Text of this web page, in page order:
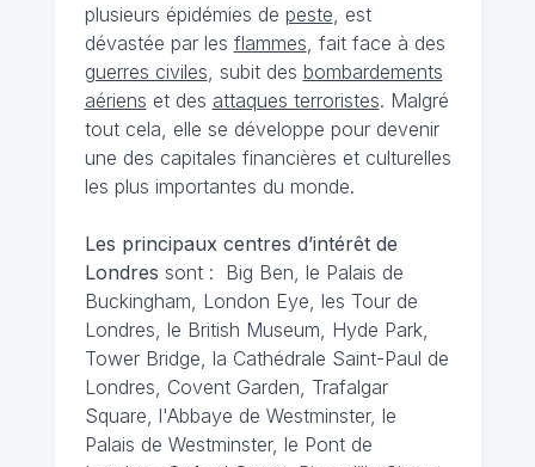
plusieurs épidémies de peste, est
dévastée par les flammes, fait face à des
guerres civiles, subit des bombardements
aériens et des attaques terroristes. Malgré
tout cela, elle se développe pour devenir
une des capitales financières et culturelles
les plus importantes du monde.
Les principaux centres d’intérêt de
Londres sont : Big Ben, le Palais de
Buckingham, London Eye, les Tour de
Londres, le British Museum, Hyde Park,
Tower Bridge, la Cathédrale Saint-Paul de
Londres, Covent Garden, Trafalgar
Square, l'Abbaye de Westminster, le
Palais de Westminster, le Pont de